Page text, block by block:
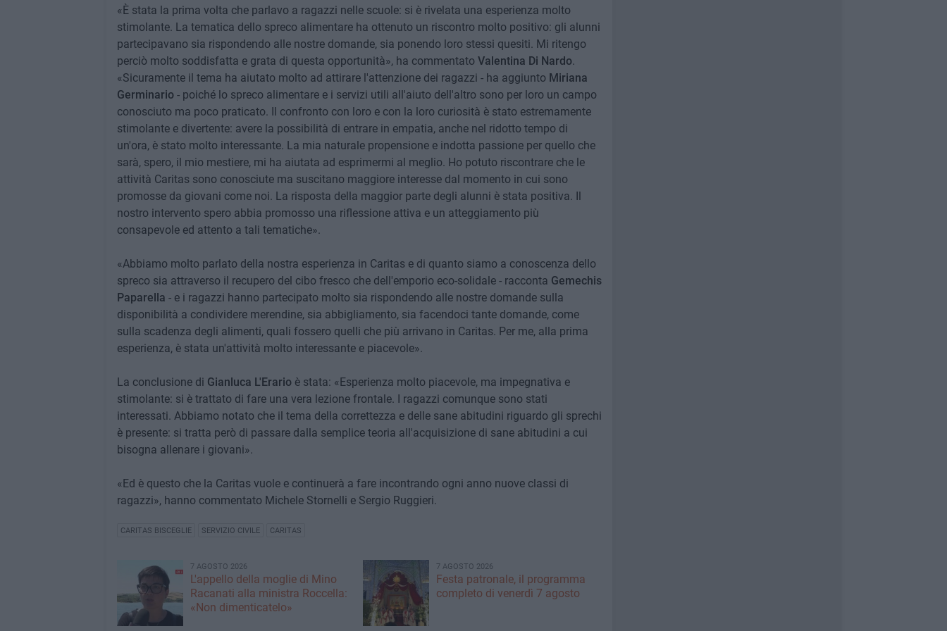
«È stata la prima volta che parlavo a ragazzi nelle scuole: si è rivelata una esperienza molto
stimolante. La tematica dello spreco alimentare ha ottenuto un riscontro molto positivo: gli alunni
partecipavano sia rispondendo alle nostre domande, sia ponendo loro stessi quesiti. Mi ritengo
perciò molto soddisfatta e grata di questa opportunità», ha commentato Valentina Di Nardo.
«Sicuramente il tema ha aiutato molto ad attirare l'attenzione dei ragazzi - ha aggiunto Miriana
Germinario- poiché lo spreco alimentare e i servizi utili all'aiuto dell'altro sono per loro un campo
conosciuto ma poco praticato. Il confronto con loro e con la loro curiosità è stato estremamente
stimolante e divertente: avere la possibilità di entrare in empatia, anche nel ridotto tempo di
un'ora, è stato molto interessante. La mia naturale propensione e indotta passione per quello che
sarà, spero, il mio mestiere, mi ha aiutata ad esprimermi al meglio. Ho potuto riscontrare che le
attività Caritas sono conosciute ma suscitano maggiore interesse dal momento in cui sono
promosse da giovani come noi. La risposta della maggior parte degli alunni è stata positiva. Il
nostro intervento spero abbia promosso una riflessione attiva e un atteggiamento più
consapevole ed attento a tali tematiche».
«Abbiamo molto parlato della nostra esperienza in Caritas e di quanto siamo a conoscenza dello
spreco sia attraverso il recupero del cibo fresco che dell'emporio eco-solidale - racconta Gemechis
Paparella - e i ragazzi hanno partecipato molto sia rispondendo alle nostre domande sulla
disponibilità a condividere merendine, sia abbigliamento, sia facendoci tante domande, come
sulla scadenza degli alimenti, quali fossero quelli che più arrivano in Caritas. Per me, alla prima
esperienza, è stata un'attività molto interessante e piacevole».
La conclusione di Gianluca L'Erarioè stata: «Esperienza molto piacevole, ma impegnativa e
stimolante: si è trattato di fare una vera lezione frontale. I ragazzi comunque sono stati
interessati. Abbiamo notato che il tema della correttezza e delle sane abitudini riguardo gli sprechi
è presente: si tratta però di passare dalla semplice teoria all'acquisizione di sane abitudini a cui
bisogna allenare i giovani».
«Ed è questo che la Caritas vuole e continuerà a fare incontrando ogni anno nuove classi di
ragazzi», hanno commentato Michele Stornelli e Sergio Ruggieri.
CARITAS BISCEGLIE SERVIZIO CIVILE CARITAS
7 AGOSTO 2026
L'appello della moglie di Mino
Racanati alla ministra Roccella:
«Non dimenticatelo»
7 AGOSTO 2026
Festa patronale, il programma
completo di venerdì 7 agosto